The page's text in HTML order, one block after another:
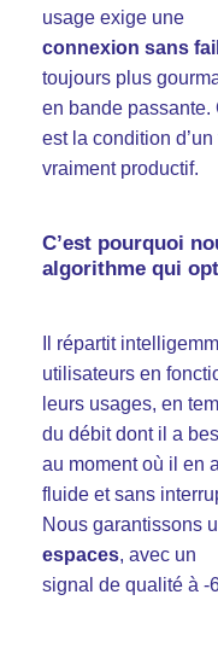
usage exige une
connexion sans
toujours plus
en bande
est la condition d’un
vraiment productif.
C’est pourquoi
algorithme qui
Il répartit
utilisateurs en
leurs usages, en
du débit dont il a
au moment où il en
fluide et sans
Nous garantissons
espaces, avec un
signal de qualité à -